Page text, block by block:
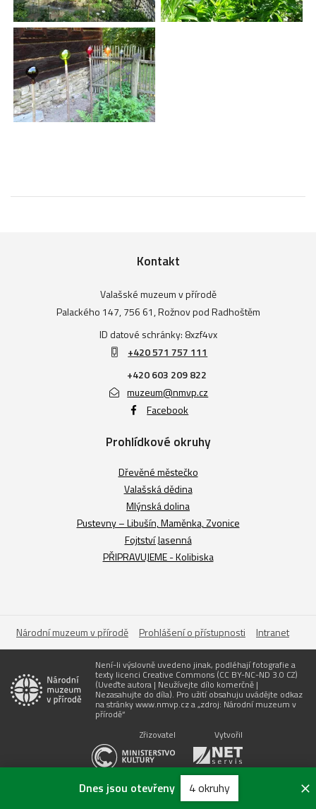
Dnes jsou otevřeny 4 okruhy
Kontakt
Valašské muzeum v přírodě
Palackého 147, 756 61, Rožnov pod Radhoštěm
ID datové schránky: 8xzf4vx
+420 571 757 111
+420 603 209 822
muzeum@nmvp.cz
Facebook
Prohlídkové okruhy
Dřevěné městečko
Valašská dědina
Mlýnská dolina
Pustevny – Libušín, Maměnka, Zvonice
Fojtství Jasenná
PŘIPRAVUJEME - Kolibiska
Národní muzeum v přírodě Prohlášení o přístupnosti Intranet
Není-li výslovně uvedeno jinak, podléhají fotografie a
texty licenci Creative Commons (CC BY-NC-ND 3.0 CZ)
(Uveďte autora | Neužívejte dílo komerčně |
Nezasahujte do díla). Pro užití obsahuju uvádějte odkaz
na stránky www.nmvp.cz a „zdroj: Národní muzeum v
přírodě“
Zřizovatel
Vytvořil